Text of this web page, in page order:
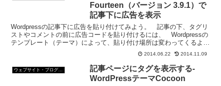
Fourteen（バージョン 3.9.1）で
記事下に広告を表示
Wordpressの記事下に広告を貼り付けてみよう。 記事の下、タグリ
ストやコメントの前に広告コードを貼り付けるには、 Wordpressの
テンプレート（テーマ）によって、貼り付け場所は変わってくるよう
2014.06.22 2014.11.09
記事ページにタグを表示する-
WordPressテーマCocoon